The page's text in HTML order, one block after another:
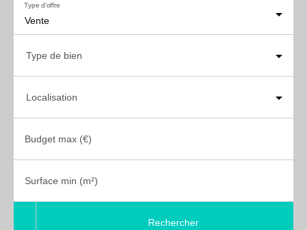
Vente
Type d'offre
Type de bien
Localisation
Budget max (€)
Surface min (m²)
Rechercher